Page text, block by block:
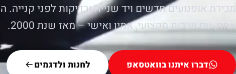
מכירת אופנועים חדשים ויד שנייה ובדיקות לפני קנייה.
אחת, עם שירות מקצועי, אמין ואישי – מאז שנת 2000.
דברו איתנו בוואטסאפ לחנות ולדגמים